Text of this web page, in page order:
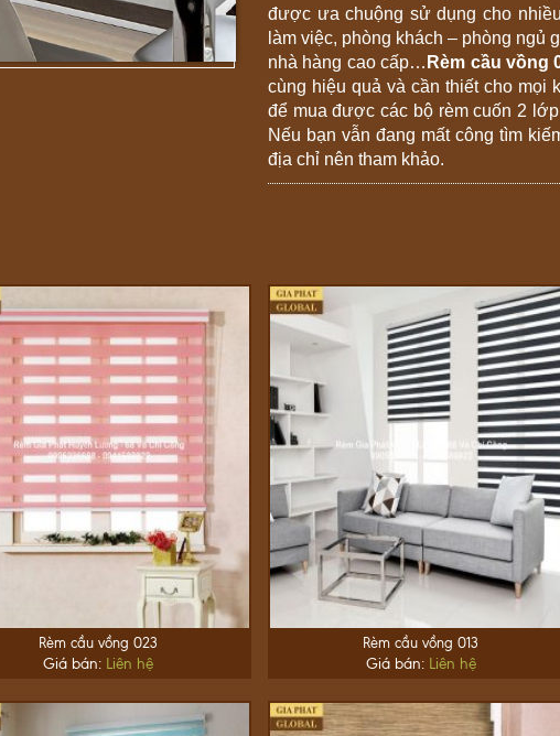
được ưa chuộng sử dụng cho
làm việc, phòng khách – phòng ngủ
nhà hàng cao cấp… Rèm cầu vồng
cùng hiệu quả và cần thiết cho mọi
để mua được các bộ rèm cuốn 2
Nếu bạn vẫn đang mất công tìm
địa chỉ nên tham khảo.
Rèm cầu vồng 023
Giá bán: Liên hệ
Rèm cầu vồng 013
Giá bán: Liên hệ